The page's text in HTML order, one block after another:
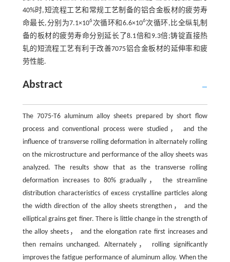
40%时,短流程工艺和常规工艺制备的铝合金板材的疲劳寿
命最长,分别为7.1×106次循环和6.6×106次循环,比全纵轧制
备的板材的疲劳寿命分别延长了8.1倍和9.3倍;铸锭直接热
轧的短流程工艺有利于改善7075铝合金板材的延伸率和疲
劳性能.
Abstract
The 7075-T6 aluminum alloy sheets prepared by short flow
process and conventional process were studied， and the
influence of transverse rolling deformation in alternately rolling
on the microstructure and performance of the alloy sheets was
analyzed. The results show that as the transverse rolling
deformation increases to 80% gradually， the streamline
distribution characteristics of excess crystalline particles along
the width direction of the alloy sheets strengthen， and the
elliptical grains get finer. There is little change in the strength of
the alloy sheets， and the elongation rate first increases and
then remains unchanged. Alternately， rolling significantly
improves the fatigue performance of aluminum alloy. When the